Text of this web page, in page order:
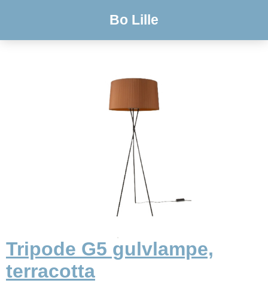
Bo Lille
Tripode G5 gulvlampe,
terracotta